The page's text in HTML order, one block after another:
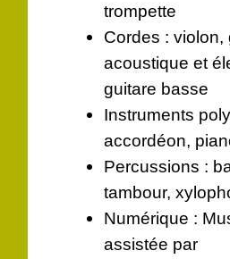
trompette
Cordes : violon,
acoustique et
guitare basse
Instruments
accordéon,
Percussions :
tambour,
Numérique :
assistée par